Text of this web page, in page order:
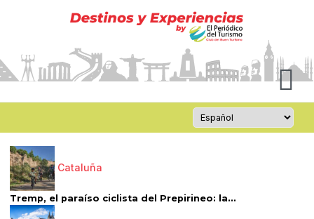
Cataluña
Tremp, el paraíso ciclista del Prepirineo: la...